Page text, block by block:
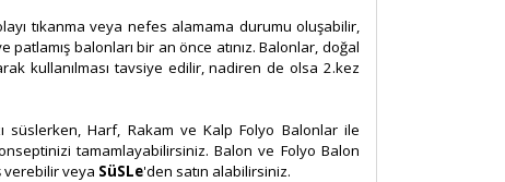
tıkanma veya nefes alamama durumu oluşabilir,
balonları bir an önce atınız. Balonlar, doğal
kullanılması tavsiye edilir, nadiren de olsa 2.kez
süslerken, Harf, Rakam ve Kalp Folyo Balonlar ile
tamamlayabilirsiniz. Balon ve Folyo Balon
verebilir veya SüSLe'den satın alabilirsiniz.